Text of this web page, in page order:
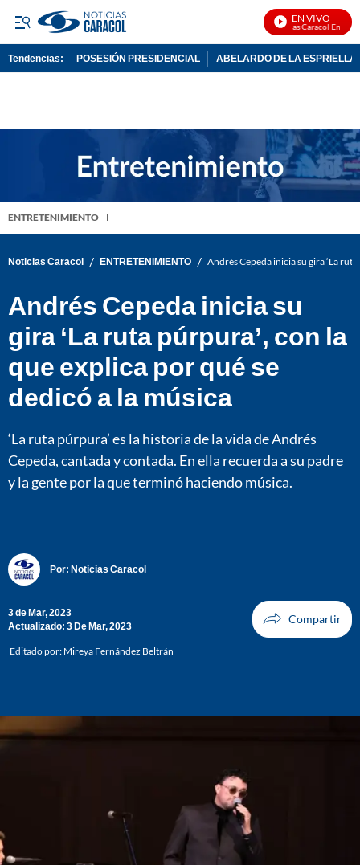
EN VIVO
Noticias Caracol En Vivo
Tendencias: POSESIÓN PRESIDENCIAL ABELARDO DE LA ESPRIELLA
ENTRETENIMIENTO
Noticias Caracol / ENTRETENIMIENTO / Andrés Cepeda inicia su gira ‘La
Andrés Cepeda inicia su
gira ‘La ruta púrpura’, con la
que explica por qué se
dedicó a la música
‘La ruta púrpura’ es la historia de la vida de Andrés
Cepeda, cantada y contada. En ella recuerda a su padre
y la gente por la que terminó haciendo música.
Por: Noticias Caracol
3 de Mar, 2023
Actualizado: 3 De Mar, 2023
Editado por: Mireya Fernández Beltrán